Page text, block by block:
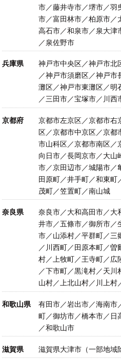
市／藤井寺市／堺市／羽
市／富田林市／柏原市／
高石市／和泉市／泉大津
／泉佐野市
兵庫県
神戸市中央区／神戸市北
／神戸市須磨区／神戸
灘区／神戸市東灘区／明
／三田市／宝塚市／川西
京都府
京都市左京区／京都市右
区／京都市中京区／京
市山科区／京都市南区／
向日市／長岡京市／大山
市／京田辺市／城陽市／
田原町／井手町／和東町
茂町／笠置町／南山城
奈良県
奈良市／大和高田市／大
井市／五條市／御所市／
市／山添村／平群町／三
／川西町／田原本町／
村／上牧町／王寺町／広
／下市町／黒滝村／天
山村／上北山村／川上村
和歌山県
有田市／岩出市／海南市
町／御坊市／橋本市／日
／和歌山市
滋賀県 滋賀県大津市（一部地域